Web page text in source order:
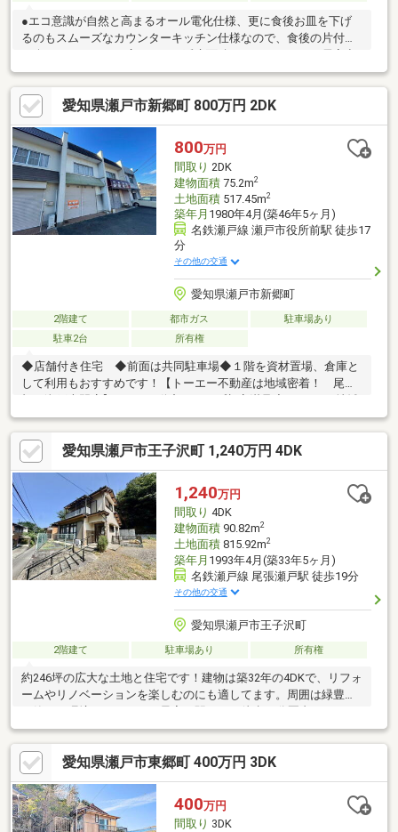
●エコ意識が自然と高まるオール電化仕様、更に食後お皿を下げ
るのもスムーズなカウンターキッチン仕様なので、食後の片付け
も楽ちんです。また広々とした延床面積１３１．２８㎡の居室空
間で、その上閑静な住宅街立地の物件だから、オンオフのメリハ
リがつきます。ちなみにセンスある生活をさりげなく演出するウ
ッドデッキのある住戸です。家族というコミュニティを支える４
ＬＤＫ。ご案内いたしますのでお気軽にご連絡ください。
愛知県瀬戸市新郷町 800万円 2DK
800万円
間取り 2DK
建物面積75.2m2
土地面積517.45m2
築年月 1980年4月(築46年5ヶ月)
名鉄瀬戸線 瀬戸市役所前駅 徒歩17
分
その他の交通
愛知県瀬戸市新郷町
2階建て 都市ガス
駐車場あり
駐車2台
所有権
◆店舗付き住宅 ◆前面は共同駐車場◆１階を資材置場、倉庫と
して利用もおすすめです！【トーエー不動産は地域密着！ 尾張
情報盛りだくさん！ 名古屋市内や近郊市町村からの転居のご相
談もOK●キッズスペース完備●営業全員が宅地建物取引士！●ホー
ムページには常時300件以上の情報！●住宅ローン承認実績多
数！ 資金計画もお任せください●リフォーム、リノベーショ
ン、オプション工事もまとめてサポート！●物件のマイナスポイ
ントもちゃんとご説明！ ハザード情報もチェック！
愛知県瀬戸市王子沢町 1,240万円 4DK
1,240万円
間取り 4DK
建物面積90.82m2
土地面積815.92m2
築年月 1993年4月(築33年5ヶ月)
名鉄瀬戸線 尾張瀬戸駅 徒歩19分
その他の交通
愛知県瀬戸市王子沢町
2階建て 駐車場あり 所有権
約246坪の広大な土地と住宅です！建物は築32年の4DKで、リフォ
ームやリノベーションを楽しむのにも適してます。周囲は緑豊か
で静かな環境でありながら最寄り駅までは徒歩20分圏内の程よい
距離感です！敷地の広さを活かして、資材置場、ドッグラン・趣
味の工房作るなど…暮らしの幅がぐっと広がります。郊外の落ち
着きと土地の広さが魅力！敷地246坪のポテンシャル物件！ぜひ
一度ご覧ください！【トーエー不動産は地域密着！ 尾張旭・瀬
戸専門店】●LIXIL不動産ショップ顧客満足度93.7％！●地域情報盛
りだくさん！ 名古屋市内や近郊市町村からの転居のご相談も
愛知県瀬戸市東郷町 400万円 3DK
400万円
間取り 3DK